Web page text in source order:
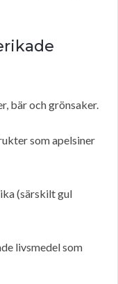
bär och grönsaker.
som apelsiner
(särskilt gul
livsmedel som